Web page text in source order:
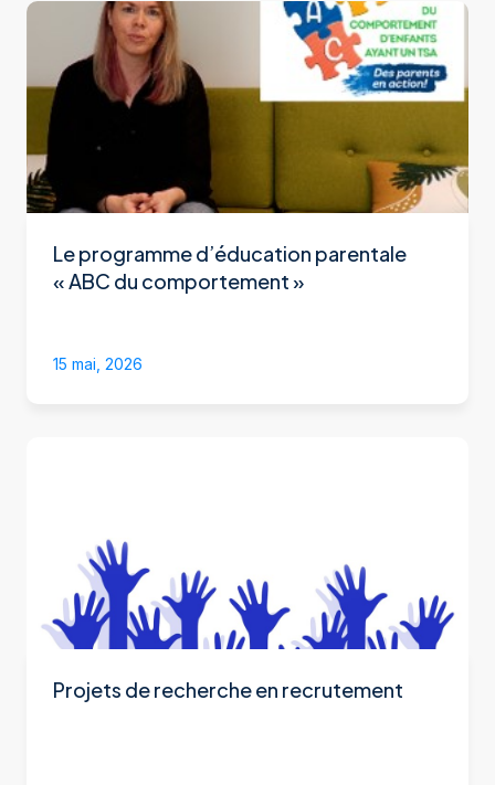
Le programme d’éducation parentale
« ABC du comportement »
15 mai, 2026
Projets de recherche en recrutement